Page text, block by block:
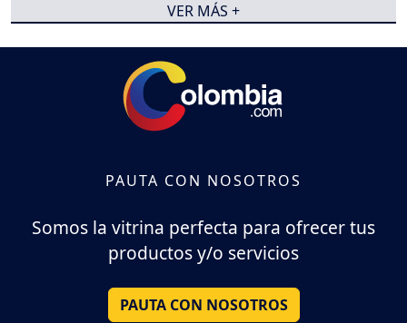
VER MÁS +
PAUTA CON NOSOTROS
Somos la vitrina perfecta para ofrecer tus
productos y/o servicios
PAUTA CON NOSOTROS